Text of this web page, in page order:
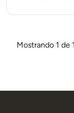
Mostrando 1 de